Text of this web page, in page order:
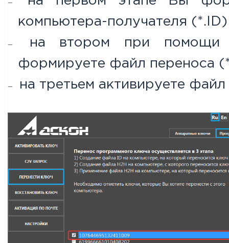
компьютера-получателя (*.ID)
на втором при помощи
формируете файл переноса
на третьем активируете